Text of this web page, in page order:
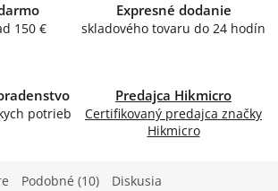
150 €
Expresné dodanie
skladového tovaru do 24 hodín
potrieb
Predajca Hikmicro
Certifikovaný predajca značky
Hikmicro
Podobné (10) Diskusia